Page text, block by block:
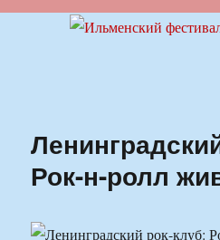
Ильменский
Рок-н-ролл